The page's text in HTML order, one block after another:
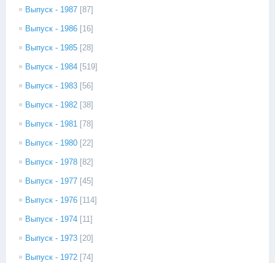
Выпуск - 1987 [87]
Выпуск - 1986 [16]
Выпуск - 1985 [28]
Выпуск - 1984 [519]
Выпуск - 1983 [56]
Выпуск - 1982 [38]
Выпуск - 1981 [78]
Выпуск - 1980 [22]
Выпуск - 1978 [82]
Выпуск - 1977 [45]
Выпуск - 1976 [114]
Выпуск - 1974 [11]
Выпуск - 1973 [20]
Выпуск - 1972 [74]